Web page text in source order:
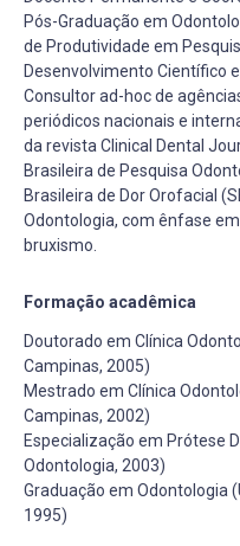
Pós-Graduação em
de Produtividade em
Desenvolvimento Científico
Consultor ad-hoc de
periódicos nacionais e
da revista Clinical Dental
Brasileira de Pesquisa
Brasileira de Dor Orofacial
Odontologia, com ênfase
bruxismo.
Formação acadêmica
Doutorado em Clínica
Campinas, 2005)
Mestrado em Clínica
Campinas, 2002)
Especialização em Prótese
Odontologia, 2003)
Graduação em Odontologia
1995)